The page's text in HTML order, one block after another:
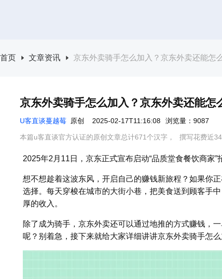
首页 文章资讯 京东外卖骑手怎么加入？京东外卖还能怎
京东外卖骑手怎么加入？京东外卖还能怎
U客直谈蔓越莓 原创 2025-02-17T11:16:08 浏览量：9087
本篇u客直谈官方认证的原创文章总计671个汉字， 撰写花费近
2025年2月11日，京东正式宣布启动“品质堂食餐饮商家
想不想趁着这波东风，开启自己的赚钱新旅程？如果你
选择。每天穿梭在城市的大街小巷，把美食送到顾客手
厚的收入。
除了成为骑手，京东外卖还可以通过地推的方式赚钱，
呢？别着急，接下来就给大家详细讲讲京东外卖骑手怎